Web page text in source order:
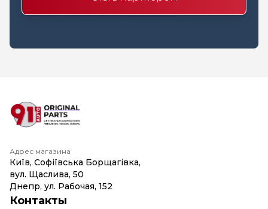
Адрес магазина
Київ, Софіївська Борщагівка,
вул. Щаслива, 50
Днепр, ул. Рабочая, 152
Контакты